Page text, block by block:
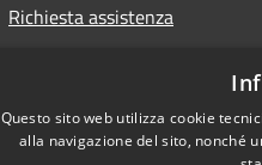
Richiesta assistenza
Questo sito web utilizza cookie
alla navigazione del sito, nonché